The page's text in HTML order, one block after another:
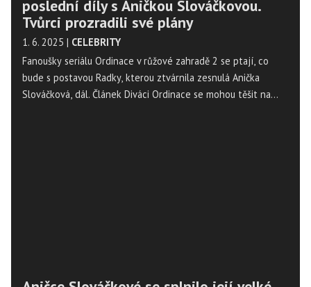
poslední díly s Aničkou Slováčkovou.
Tvůrci prozradili své plány
1. 6. 2025 | CELEBRITY
Fanoušky seriálu Ordinace v růžové zahradě 2 se ptají, co
bude s postavou Radky, kterou ztvárnila zesnulá Anička
Slováčková, dál. Článek Diváci Ordinace se mohou těšit na